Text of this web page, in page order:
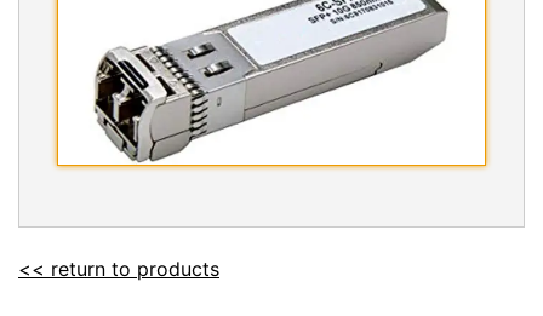
<< return to products